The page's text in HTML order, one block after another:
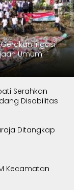
Irigasi
Umum
Serahkan
Disabilitas
Ditangkap
Kecamatan